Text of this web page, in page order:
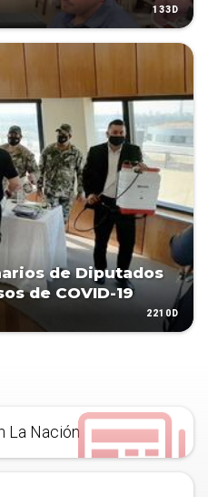
133D
de Diputados
de COVID-19
2210D
La Nación